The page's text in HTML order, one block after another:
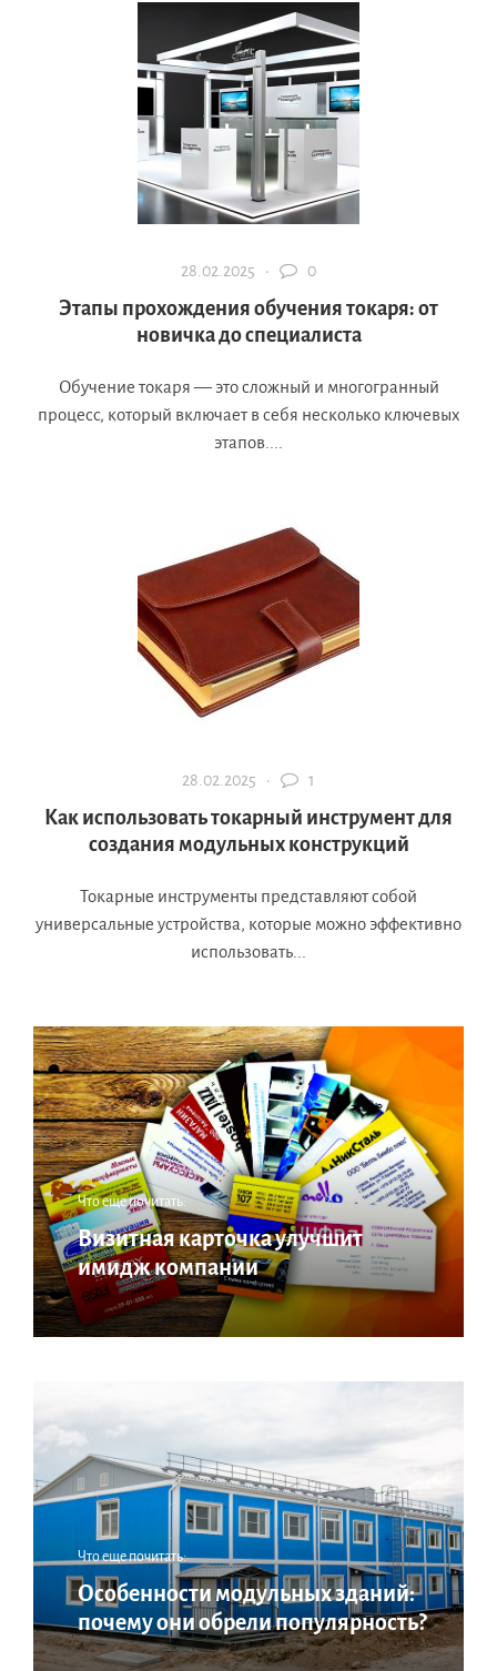
28.02.2025 · 0
Этапы прохождения обучения токаря: от
новичка до специалиста
Обучение токаря — это сложный и многогранный
процесс, который включает в себя несколько ключевых
этапов....
28.02.2025 · 1
Как использовать токарный инструмент для
создания модульных конструкций
Токарные инструменты представляют собой
универсальные устройства, которые можно эффективно
использовать...
Что еще почитать:
Визитная карточка улучшит
имидж компании
Что еще почитать:
Особенности модульных зданий:
почему они обрели популярность?